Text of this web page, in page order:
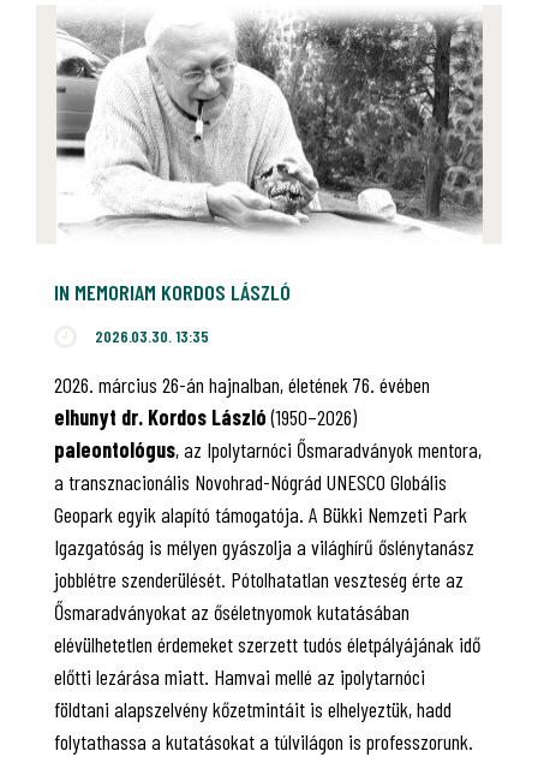
IN MEMORIAM KORDOS LÁSZLÓ
2026.03.30. 13:35
2026. március 26-án hajnalban, életének 76. évében
elhunyt dr. Kordos László(1950–2026)
paleontológus, az Ipolytarnóci Ősmaradványok mentora,
a transznacionális Novohrad-Nógrád UNESCO Globális
Geopark egyik alapító támogatója. A Bükki Nemzeti Park
Igazgatóság is mélyen gyászolja a világhírű őslénytanász
jobblétre szenderülését. Pótolhatatlan veszteség érte az
Ősmaradványokat az őséletnyomok kutatásában
elévülhetetlen érdemeket szerzett tudós életpályájának idő
előtti lezárása miatt. Hamvai mellé az ipolytarnóci
földtani alapszelvény kőzetmintáit is elhelyeztük, hadd
folytathassa a kutatásokat a túlvilágon is professzorunk.